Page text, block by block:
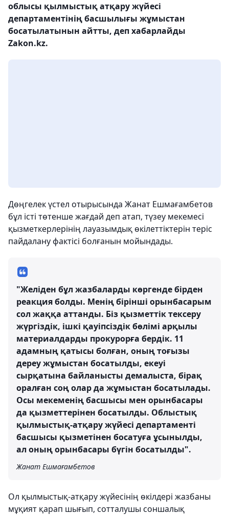
облысы қылмыстық атқару жүйесі
департаментінің басшылығы жұмыстан
босатылатынын айтты, деп хабарлайды
Zakon.kz.
Дөңгелек үстел отырысында Жанат Ешмағамбетов
бұл істі төтенше жағдай деп атап, түзеу мекемесі
қызметкерлерінің лауазымдық өкілеттіктерін теріс
пайдалану фактісі болғанын мойындады.
"Желіден бұл жазбаларды көргенде бірден
реакция болды. Менің бірінші орынбасарым
сол жаққа аттанды. Біз қызметтік тексеру
жүргіздік, ішкі қауіпсіздік бөлімі арқылы
материалдарды прокурорға бердік. 11
адамның қатысы болған, оның тоғызы
дереу жұмыстан босатылды, екеуі
сырқатына байланысты демалыста, бірақ
оралған соң олар да жұмыстан босатылады.
Осы мекеменің басшысы мен орынбасары
да қызметтерінен босатылды. Облыстық
қылмыстық-атқару жүйесі департаменті
басшысы қызметінен босатуға ұсынылды,
ал оның орынбасары бүгін босатылды".
Жанат Ешмағамбетов
Ол қылмыстық-атқару жүйесінің өкілдері жазбаны
мұқият қарап шығып, сотталушы соншалық